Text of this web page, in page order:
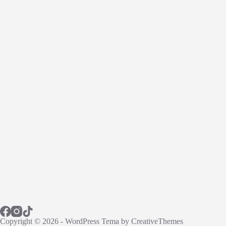
Copyright © 2026 - WordPress Tema by CreativeThemes